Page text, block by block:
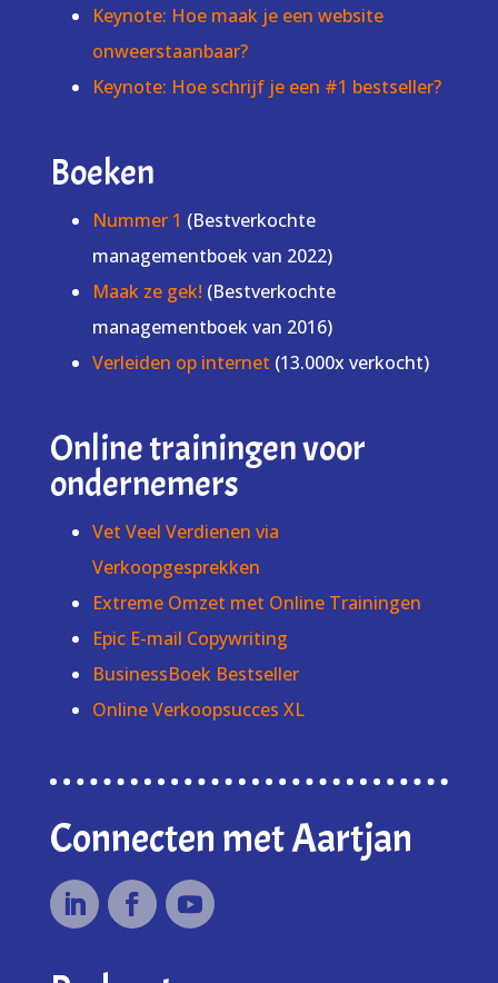
Keynote: Hoe maak je een website
onweerstaanbaar?
Keynote: Hoe schrijf je een #1 bestseller?
Boeken
Nummer 1 (Bestverkochte
managementboek van 2022)
Maak ze gek! (Bestverkochte
managementboek van 2016)
Verleiden op internet (13.000x verkocht)
Online trainingen voor
ondernemers
Vet Veel Verdienen via
Verkoopgesprekken
Extreme Omzet met Online Trainingen
Epic E-mail Copywriting
BusinessBoek Bestseller
Online Verkoopsucces XL
Connecten met Aartjan